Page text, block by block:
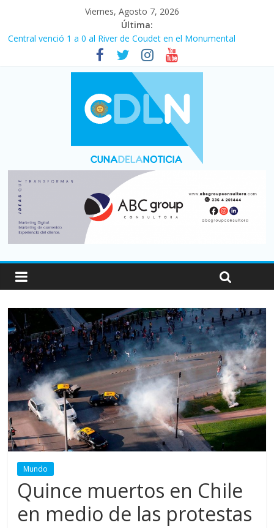
Viernes, Agosto 7, 2026
Última:
Central venció 1 a 0 al River de Coudet en el Monumental
La morosidad alcanzó su nivel más alto en dos décadas y ya
afecta a 400 mil deudores en Santa Fe
Desde que asumió Milei cerraron 41.000 kioscos: el sector
denuncia crisis como en 2001
Vacaciones de invierno con más movimiento y consumo
turístico: 4,6 millones de personas viajaron por el país, un 5,9%
Fuerte caída de la venta de autos usados en julio: bajó un 12,6%
Mundo
Quince muertos en Chile
en medio de las protestas